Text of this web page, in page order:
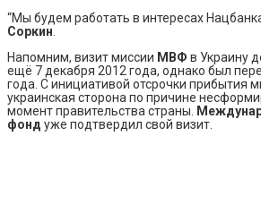
“Мы будем работать в интересах
Соркин
Напомним, визит миссии МВФ в Украину
ещё 7 декабря 2012 года, однако был
года. С инициативой отсрочки прибытия
украинская сторона по причине
момент правительства страны.
фонд уже подтвердил свой визит.